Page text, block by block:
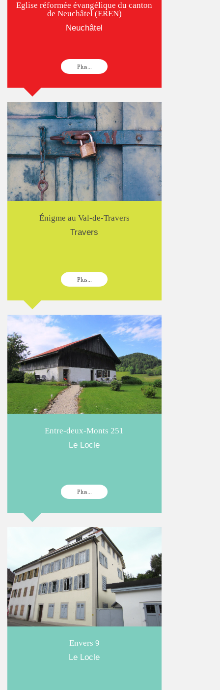
Eglise réformée évangélique du canton
de Neuchâtel (EREN)
Neuchâtel
Plus...
Énigme au Val-de-Travers
Travers
Plus...
Entre-deux-Monts 251
Le Locle
Plus...
Envers 9
Le Locle